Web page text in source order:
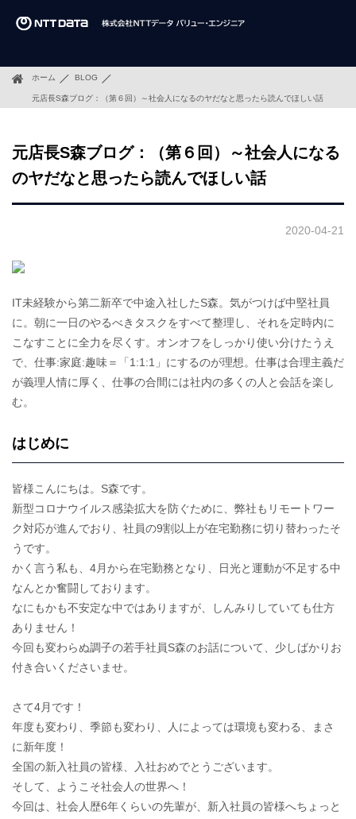
ホーム BLOG
元店長S森ブログ：（第６回）～社会人になるのヤだなと思ったら読んでほしい話
元店長S森ブログ：（第６回）～社会人になる
のヤだなと思ったら読んでほしい話
2020-04-21
IT未経験から第二新卒で中途入社したS森。気がつけば中堅社員
に。朝に一日のやるべきタスクをすべて整理し、それを定時内に
こなすことに全力を尽くす。オンオフをしっかり使い分けたうえ
で、仕事:家庭:趣味＝「1:1:1」にするのが理想。仕事は合理主義だ
が義理人情に厚く、仕事の合間には社内の多くの人と会話を楽し
む。
はじめに
皆様こんにちは。S森です。
新型コロナウイルス感染拡大を防ぐために、弊社もリモートワー
ク対応が進んでおり、社員の9割以上が在宅勤務に切り替わったそ
うです。
かく言う私も、4月から在宅勤務となり、日光と運動が不足する中
なんとか奮闘しております。
なにもかも不安定な中ではありますが、しんみりしていても仕方
ありません！
今回も変わらぬ調子の若手社員S森のお話について、少しばかりお
付き合いくださいませ。
さて4月です！
年度も変わり、季節も変わり、人によっては環境も変わる、まさ
に新年度！
全国の新入社員の皆様、入社おめでとうございます。
そして、ようこそ社会人の世界へ！
今回は、社会人歴6年くらいの先輩が、新入社員の皆様へちょっと